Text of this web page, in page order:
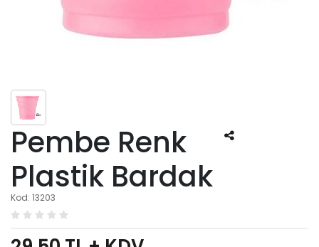
Pembe Renk
Plastik Bardak
Kod: 13203